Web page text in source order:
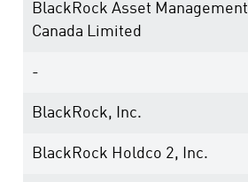
BlackRock Asset Management
Canada Limited
-
BlackRock, Inc.
BlackRock Holdco 2, Inc.